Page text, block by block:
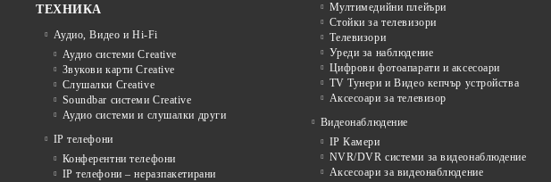
ТЕХНИКА
Аудио, Видео и Hi-Fi
Аудио системи Creative
Звукови карти Creative
Слушалки Creative
Soundbar системи Creative
Аудио системи и слушалки други
IP телефони
Конферентни телефони
IP телефони – неразпакетирани
Мултимедийни плейъри
Стойки за телевизори
Телевизори
Уреди за наблюдение
Цифрови фотоапарати и аксесоари
TV Тунери и Видео кепчър устройства
Аксесоари за телевизор
Видеонаблюдение
IP Камери
NVR/DVR системи за видеонаблюдение
Аксесоари за видеонаблюдение